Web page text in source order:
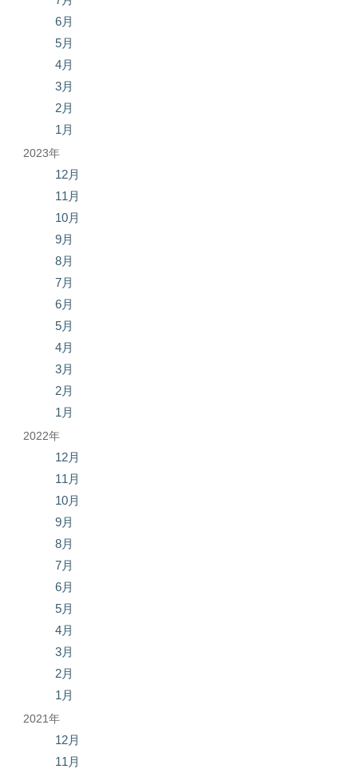
6月
5月
4月
3月
2月
1月
2023年
12月
11月
10月
9月
8月
7月
6月
5月
4月
3月
2月
1月
2022年
12月
11月
10月
9月
8月
7月
6月
5月
4月
3月
2月
1月
2021年
12月
11月